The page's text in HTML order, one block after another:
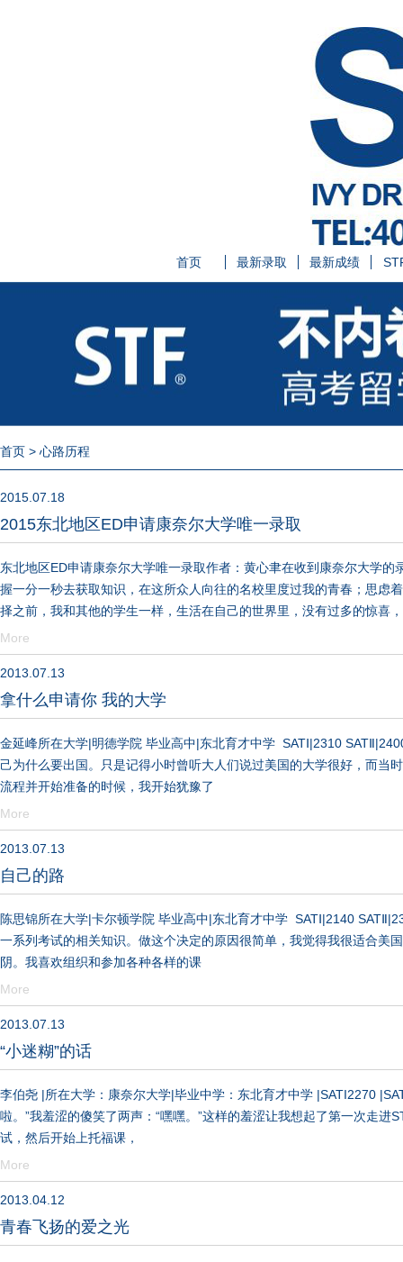
首页 最新录取 最新成绩
首页 > 心路历程
2015.07.18
2015东北地区ED申请康奈尔大学唯一录取
东北地区ED申请康奈尔大学唯一录取作者：黄心聿在收到康奈尔大学
握一分一秒去获取知识，在这所众人向往的名校里度过我的青春；思
择之前，我和其他的学生一样，生活在自己的世界里，没有过多的惊喜
More
2013.07.13
拿什么申请你 我的大学
金延峰所在大学|明德学院 毕业高中|东北育才中学 SATⅠ|2310
己为什么要出国。只是记得小时曾听大人们说过美国的大学很好，而当
流程并开始准备的时候，我开始犹豫了
More
2013.07.13
自己的路
陈思锦所在大学|卡尔顿学院 毕业高中|东北育才中学 SATⅠ|2140
一系列考试的相关知识。做这个决定的原因很简单，我觉得我很适合美
阴。我喜欢组织和参加各种各样的课
More
2013.07.13
“小迷糊”的话
李伯尧 |所在大学：康奈尔大学|毕业中学：东北育才中学 |SATI2270
啦。”我羞涩的傻笑了两声：“嘿嘿。”这样的羞涩让我想起了第一次走
试，然后开始上托福课，
More
2013.04.12
青春飞扬的爱之光